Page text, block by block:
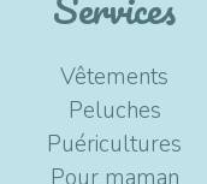
Vêtements
Peluches
Puéricultures